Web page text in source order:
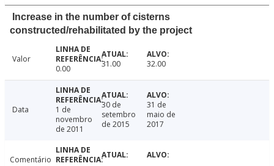
Increase in the number of cisterns
constructed/rehabilitated by the project
Valor
0.00
31.00 32.00
Data
1 de
novembro
de 2011
30 de
setembro
de 2015
31 de
maio de
2017
Comentário